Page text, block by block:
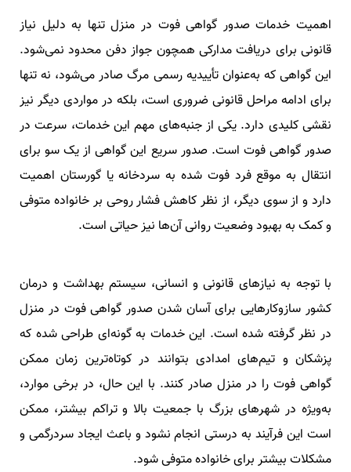
اهمیت خدمات صدور گواهی فوت در منزل تنها به دلیل نیاز
قانونی برای دریافت مدارکی همچون جواز دفن محدود نمی‌شود.
این گواهی که به‌عنوان تأییدیه رسمی مرگ صادر می‌شود، نه تنها
برای ادامه مراحل قانونی ضروری است، بلکه در مواردی دیگر نیز
نقشی کلیدی دارد. یکی از جنبه‌های مهم این خدمات، سرعت در
صدور گواهی فوت است. صدور سریع این گواهی از یک سو برای
انتقال به موقع فرد فوت شده به سردخانه یا گورستان اهمیت
دارد و از سوی دیگر، از نظر کاهش فشار روحی بر خانواده متوفی
و کمک به بهبود وضعیت روانی آن‌ها نیز حیاتی است.
با توجه به نیازهای قانونی و انسانی، سیستم بهداشت و درمان
کشور سازوکارهایی برای آسان شدن صدور گواهی فوت در منزل
در نظر گرفته شده است. این خدمات به گونه‌ای طراحی شده که
پزشکان و تیم‌های امدادی بتوانند در کوتاه‌ترین زمان ممکن
گواهی فوت را در منزل صادر کنند. با این حال، در برخی موارد،
به‌ویژه در شهرهای بزرگ با جمعیت بالا و تراکم بیشتر، ممکن
است این فرآیند به درستی انجام نشود و باعث ایجاد سردرگمی و
مشکلات بیشتر برای خانواده متوفی شود.